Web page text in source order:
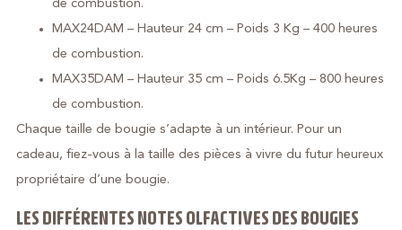
de combustion.
MAX24DAM – Hauteur 24 cm – Poids 3 Kg – 400 heures
de combustion.
MAX35DAM – Hauteur 35 cm – Poids 6.5Kg – 800 heures
de combustion.
Chaque taille de bougie s’adapte à un intérieur. Pour un
cadeau, fiez-vous à la taille des pièces à vivre du futur heureux
propriétaire d’une bougie.
LES DIFFÉRENTES NOTES OLFACTIVES DES BOUGIES